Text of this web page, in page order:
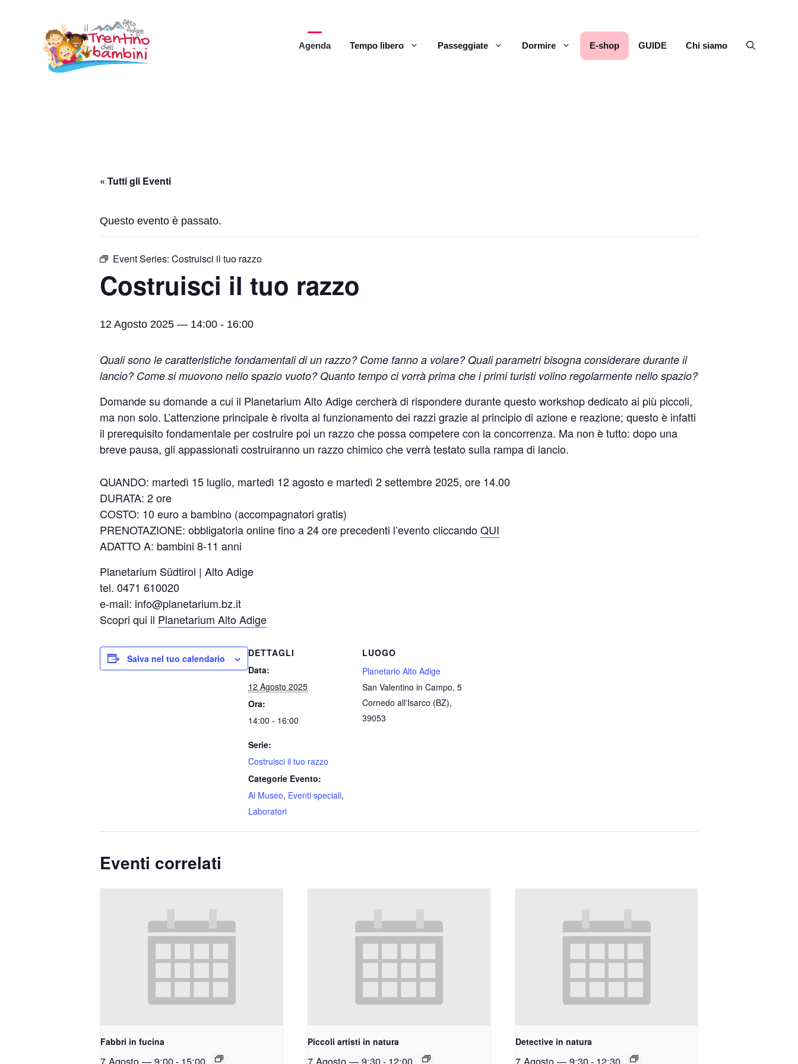
contenuto
Agenda Tempo libero Passeggiate Dormire E-shop GUIDE Chi siamo
« Tutti gli Eventi
Questo evento è passato.
Event Series: Costruisci il tuo razzo
Costruisci il tuo razzo
12 Agosto 2025 — 14:00 - 16:00
Quali sono le caratteristiche fondamentali di un razzo? Come fanno a volare? Quali parametri bisogna considerare durante il
lancio? Come si muovono nello spazio vuoto? Quanto tempo ci vorrà prima che i primi turisti volino regolarmente nello spazio?
Domande su domande a cui il Planetarium Alto Adige cercherà di rispondere durante questo workshop dedicato ai più piccoli,
ma non solo. L’attenzione principale è rivolta al funzionamento dei razzi grazie al principio di azione e reazione; questo è infatti
il prerequisito fondamentale per costruire poi un razzo che possa competere con la concorrenza. Ma non è tutto: dopo una
breve pausa, gli appassionati costruiranno un razzo chimico che verrà testato sulla rampa di lancio.
QUANDO: martedì 15 luglio, martedì 12 agosto e martedì 2 settembre 2025, ore 14.00
DURATA: 2 ore
COSTO: 10 euro a bambino (accompagnatori gratis)
PRENOTAZIONE: obbligatoria online fino a 24 ore precedenti l’evento cliccandoQUI
ADATTO A: bambini 8-11 anni
Planetarium Südtirol | Alto Adige
tel. 0471 610020
e-mail: info@planetarium.bz.it
Scopri qui il Planetarium Alto Adige
Salva nel tuo calendario
DETTAGLI
Data:
12 Agosto 2025
Ora:
14:00 - 16:00
Serie:
Costruisci il tuo razzo
Categorie Evento:
Al Museo, Eventi speciali,
Laboratori
LUOGO
Planetario Alto Adige
San Valentino in Campo, 5
Cornedo all'Isarco (BZ),
39053
Eventi correlati
Fabbri in fucina
7 Agosto — 9:00- 15:00
Piccoli artisti in natura
7 Agosto — 9:30- 12:00
Detective in natura
7 Agosto — 9:30- 12:30